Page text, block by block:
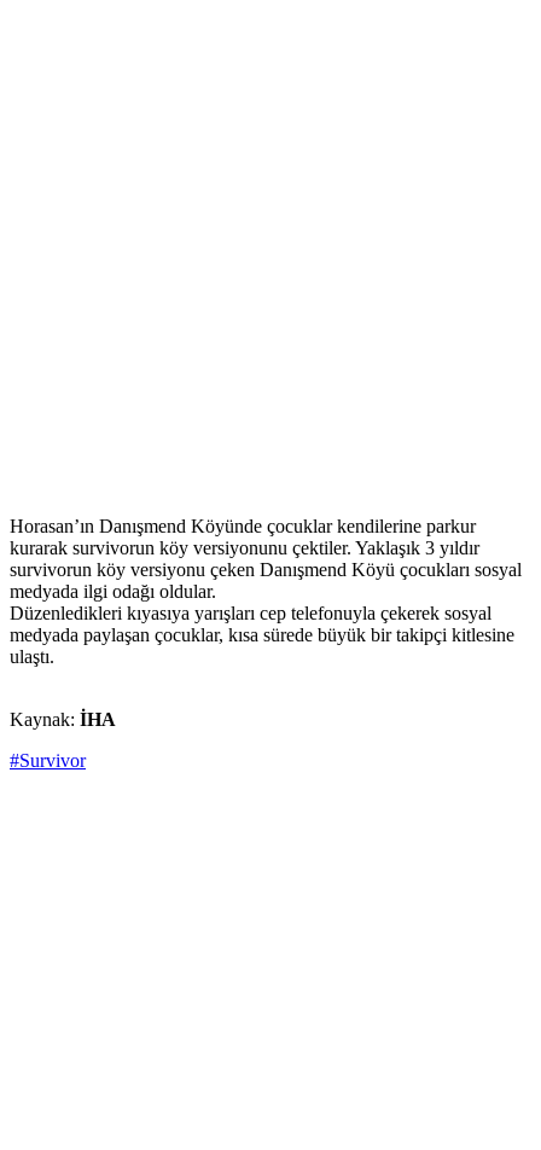
Horasan’ın Danışmend Köyünde çocuklar kendilerine parkur
kurarak survivorun köy versiyonunu çektiler. Yaklaşık 3 yıldır
survivorun köy versiyonu çeken Danışmend Köyü çocukları sosyal
medyada ilgi odağı oldular.
Düzenledikleri kıyasıya yarışları cep telefonuyla çekerek sosyal
medyada paylaşan çocuklar, kısa sürede büyük bir takipçi kitlesine
ulaştı.
Kaynak: İHA
#Survivor